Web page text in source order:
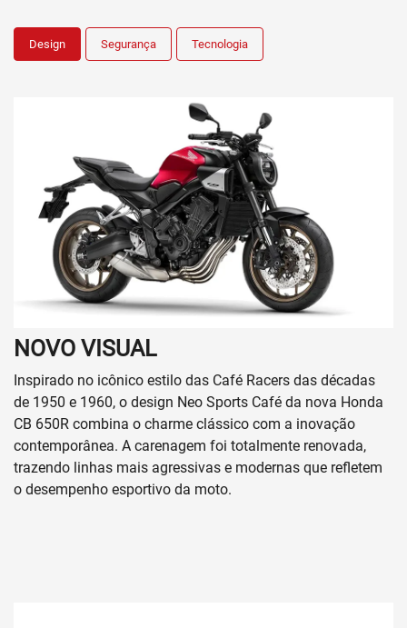
Design Segurança Tecnologia
NOVO VISUAL
Inspirado no icônico estilo das Café Racers das décadas
de 1950 e 1960, o design Neo Sports Café da nova Honda
CB 650R combina o charme clássico com a inovação
contemporânea. A carenagem foi totalmente renovada,
trazendo linhas mais agressivas e modernas que refletem
o desempenho esportivo da moto.